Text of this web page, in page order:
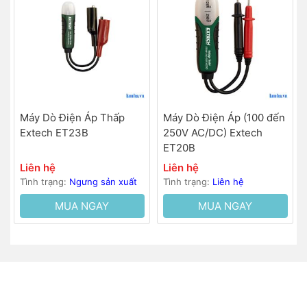
Máy Dò Điện Áp Thấp
Extech ET23B
Liên hệ
Tình trạng: Ngưng sản xuất
MUA NGAY
Máy Dò Điện Áp (100 đến
250V AC/DC) Extech
ET20B
Liên hệ
Tình trạng: Liên hệ
MUA NGAY